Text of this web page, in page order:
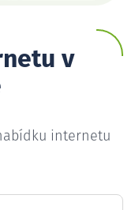
v
internetu